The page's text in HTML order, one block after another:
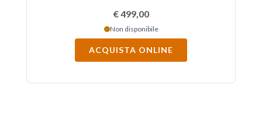
navigazione, MIDI In/Out (DIN), 3 Pedali, Audio
€ 499,00
Non disponibile
ACQUISTA ONLINE